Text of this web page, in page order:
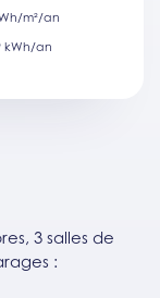
m²/an
kWh/an
3 salles de
: